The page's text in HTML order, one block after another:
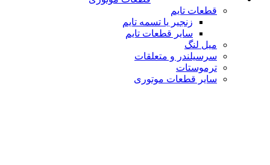
قطعات تایم
زنجیر یا تسمه تایم
سایر قطعات تایم
میل لنگ
سرسیلندر و متعلقات
ترموستات
سایر قطعات موتوری